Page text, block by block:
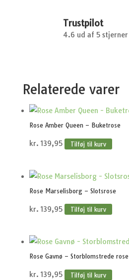
Trustpilot
4.6 ud af 5 stjerner
Relaterede varer
Rose Amber Queen – Buketrose
kr. 139,95 Tilføj til kurv
Rose Marselisborg – Slotsrose
kr. 139,95 Tilføj til kurv
Rose Gavnø – Storblomstrede rose
kr. 139,95 Tilføj til kurv